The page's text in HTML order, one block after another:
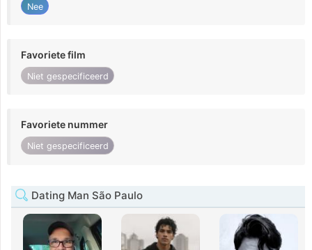
Nee
Favoriete film
Niet gespecificeerd
Favoriete nummer
Niet gespecificeerd
Dating Man São Paulo